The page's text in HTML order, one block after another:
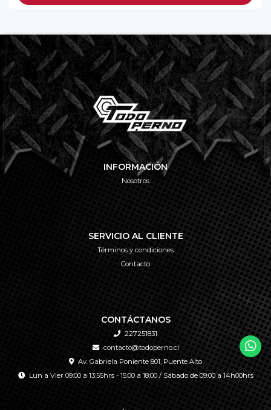
INFORMACIÓN
Nosotros
SERVICIO AL CLIENTE
Términos y condiciones
Contacto
CONTÁCTANOS
227251831
contacto@todoperno.cl
Av. Gabriela Poniente 801, Puente Alto
Lun a Vier 09:00 a 13:55hrs - 15:00 a 18:00 / Sábado de 09:00 a 14h00hrs